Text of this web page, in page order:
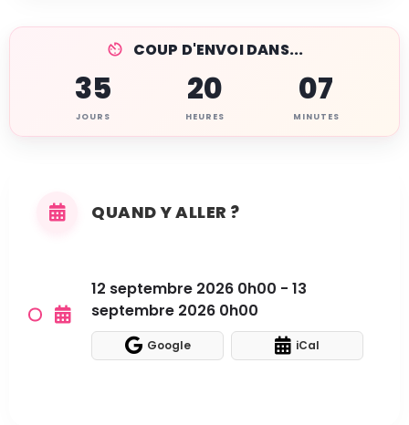
COUP D'ENVOI DANS...
35
JOURS
20
HEURES
07
MINUTES
QUAND Y ALLER ?
12 septembre 2026 0h00 - 13
septembre 2026 0h00
Google iCal